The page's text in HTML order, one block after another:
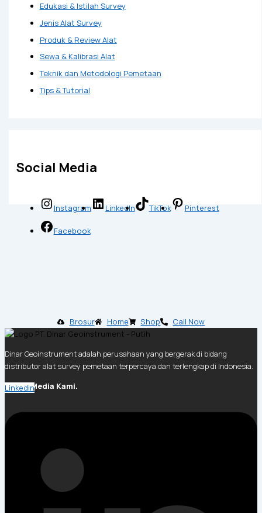
Edukasi & Istilah Survey
Jenis Alat Survey
Produk & Review Alat
Sewa & Kalibrasi Alat
Teknik dan Metodologi Pemetaan
Tips & Tutorial
Social Media
Instagram LinkedIn TikTok Pinterest
Facebook
Brosur Home Shop Call Now
Dinar Geoinstrument adalah perusahaan yang bergerak di bidang
distributor alat survey pemetaan terpercaya dan terlengkap di Indonesia.
Social Media Kami.
Linkedin